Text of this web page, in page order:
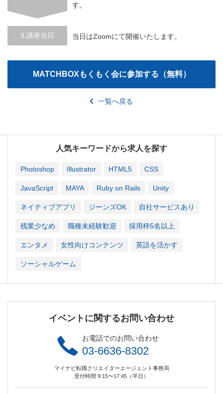
す。
3.講座当日 当日はZoomにて開催いたします。
一覧へ戻る
人気キーワードから求人を探す
Photoshop Illustrator HTML5 CSS
JavaScript MAYA Ruby on Rails Unity
ネイティブアプリ ジーンズOK 自社サービスあり
残業少なめ 職種未経験歓迎 採用枠5名以上
エンタメ 女性向けコンテンツ 英語を活かす
ソーシャルゲーム
イベントに関するお問い合わせ
お電話でのお問い合わせ
03-6636-8302
マイナビ転職クリエイターエージェント事務局
受付時間 9:15〜17:45（平日）